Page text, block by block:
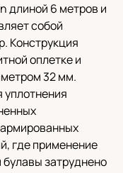
длиной 6 метров и
собой
Конструкция
оплетке и
32 мм.
где применение
затруднено